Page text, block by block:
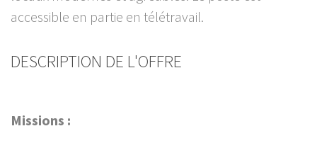
accessible en partie en télétravail.
DESCRIPTION DE L'OFFRE
Missions :